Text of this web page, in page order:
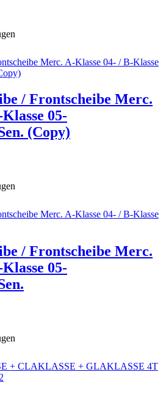
/ Frontscheibe Merc.
05-
(Copy)
/ Frontscheibe Merc.
05-